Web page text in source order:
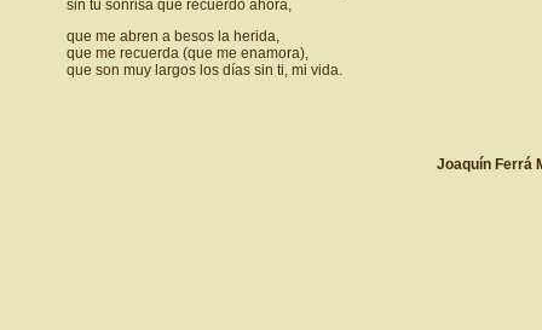
sin tu sonrisa que recuerdo ahora,
que me abren a besos la herida,
que me recuerda (que me enamora),
que son muy largos los días sin ti, mi vida.
Joaquín Ferrá